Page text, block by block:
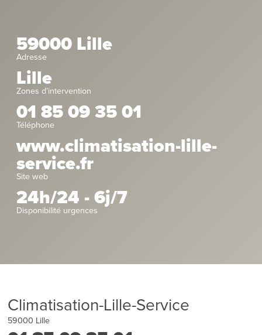
59000 Lille
Adresse
Lille
Zones d’intervention
01 85 09 35 01
Téléphone
www.climatisation-lille-
service.fr
Site web
24h/24 - 6j/7
Disponibilité urgences
Climatisation-Lille-Service
59000 Lille